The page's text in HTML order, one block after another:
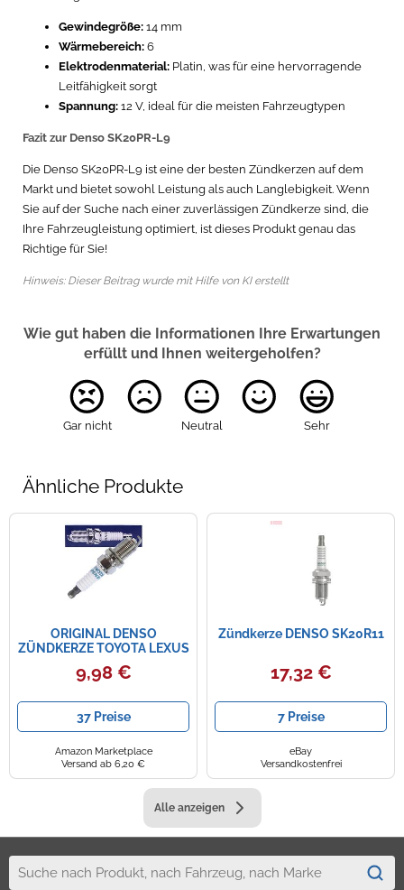
Gewindegröße: 14 mm
Wärmebereich: 6
Elektrodenmaterial: Platin, was für eine hervorragende
Leitfähigkeit sorgt
Spannung: 12 V, ideal für die meisten Fahrzeugtypen
Fazit zur Denso SK20PR-L9
Die Denso SK20PR-L9 ist eine der besten Zündkerzen auf dem
Markt und bietet sowohl Leistung als auch Langlebigkeit. Wenn
Sie auf der Suche nach einer zuverlässigen Zündkerze sind, die
Ihre Fahrzeugleistung optimiert, ist dieses Produkt genau das
Richtige für Sie!
Hinweis: Dieser Beitrag wurde mit Hilfe von KI erstellt
Wie gut haben die Informationen Ihre Erwartungen
erfüllt und Ihnen weitergeholfen?
Gar nicht Neutral Sehr
Ähnliche Produkte
ORIGINAL DENSO
ZÜNDKERZE TOYOTA LEXUS
LOTUS MITSUOKA
9,98 €
37 Preise
Amazon Marketplace
Versand ab 6,20 €
Zündkerze DENSO SK20R11
17,32 €
7 Preise
eBay
Versandkostenfrei
Alle anzeigen